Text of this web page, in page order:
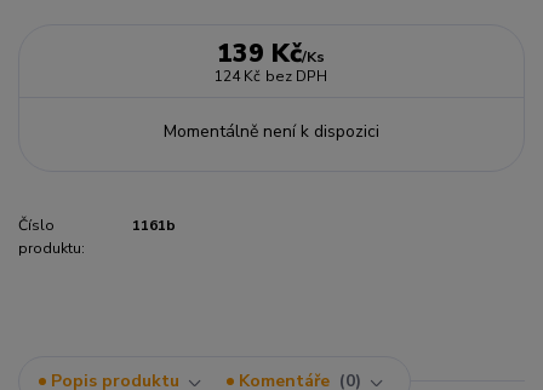
139 Kč/Ks
124 Kč bez DPH
Momentálně není k dispozici
Číslo
produktu:
1161b
Popis produktu Komentáře 0